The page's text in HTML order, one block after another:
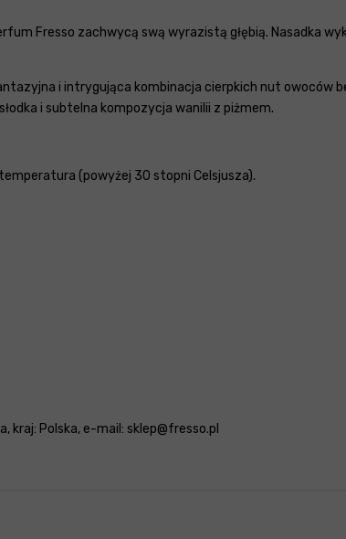
Fresso zachwycą swą wyrazistą głębią. Nasadka
i intrygująca kombinacja cierpkich nut owoców
i subtelna kompozycja wanilii z piżmem.
(powyżej 30 stopni Celsjusza).
kraj: Polska, e-mail: sklep@fresso.pl